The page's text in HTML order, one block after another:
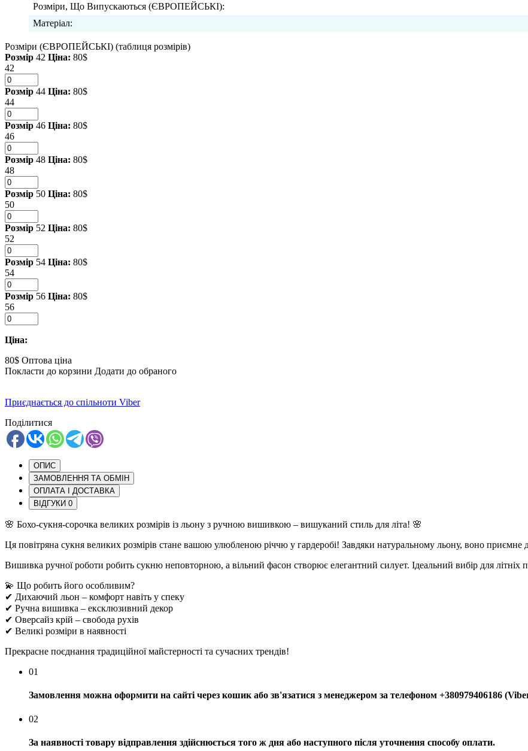
Розміри, Що Випускаються (ЄВРОПЕЙСЬКІ):
Матеріал:
Розміри (ЄВРОПЕЙСЬКІ) (таблиця розмірів)
Розмір 42 Ціна: 80$
42
Розмір 44 Ціна: 80$
44
Розмір 46 Ціна: 80$
46
Розмір 48 Ціна: 80$
48
Розмір 50 Ціна: 80$
50
Розмір 52 Ціна: 80$
52
Розмір 54 Ціна: 80$
54
Розмір 56 Ціна: 80$
56
Ціна:
80$ Оптова ціна
Покласти до корзини Додати до обраного
Приєднається до спільноти Viber
Поділитися
ОПИС
ЗАМОВЛЕННЯ ТА ОБМІН
ОПЛАТА І ДОСТАВКА
ВІДГУКИ 0
🌸 Бохо-сукня-сорочка великих розмірів із льону з ручною вишивкою – вишуканий стиль для літа! 🌸
Ця повітряна сукня великих розмірів стане вашою улюбленою річчю у гардеробі! Завдяки натуральному льону, воно приємне
Вишивка ручної роботи робить сукню неповторною, а вільний фасон створює елегантний силует. Ідеальний вибір для літніх
💫 Що робить його особливим?
✔ Дихаючий льон – комфорт навіть у спеку
✔ Ручна вишивка – ексклюзивний декор
✔ Оверсайз крій – свобода рухів
✔ Великі розміри в наявності
Прекрасне поєднання традиційної майстерності та сучасних трендів!
01
Замовлення можна оформити на сайті через кошик або зв'язатися з менеджером за телефоном +380979406186
02
За наявності товару відправлення здійснюється того ж дня або наступного після уточнення способу оплати.